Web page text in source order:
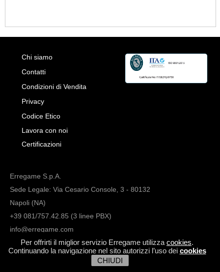
Per offrirti il miglior servizio Erregame utilizza cookies.
Continuando la navigazione nel sito autorizzi l’uso dei cookies
CHIUDI
Chi siamo
Contatti
Condizioni di Vendita
Privacy
Codice Etico
Lavora con noi
Certificazioni
Erregame S.p.A.
Sede Legale: Via Cesario Console, 3 - 80132
Napoli (NA)
+39 081/757.42.85 (3 linee PBX)
info@erregame.com